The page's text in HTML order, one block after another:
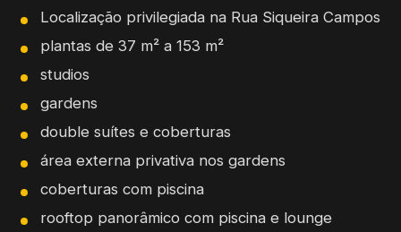
Localização privilegiada na Rua Siqueira Campos
plantas de 37 m² a 153 m²
studios
gardens
double suítes e coberturas
área externa privativa nos gardens
coberturas com piscina
rooftop panorâmico com piscina e lounge